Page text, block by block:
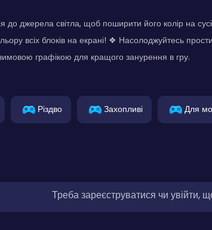
до джерела світла, щоб поширити його колір на
всіх блоків на екрані! ❖ Насолоджуйтесь
графікою для кращого занурення в гру.
Різдво Захопливі Для
Треба зареєструватися чи увійти,